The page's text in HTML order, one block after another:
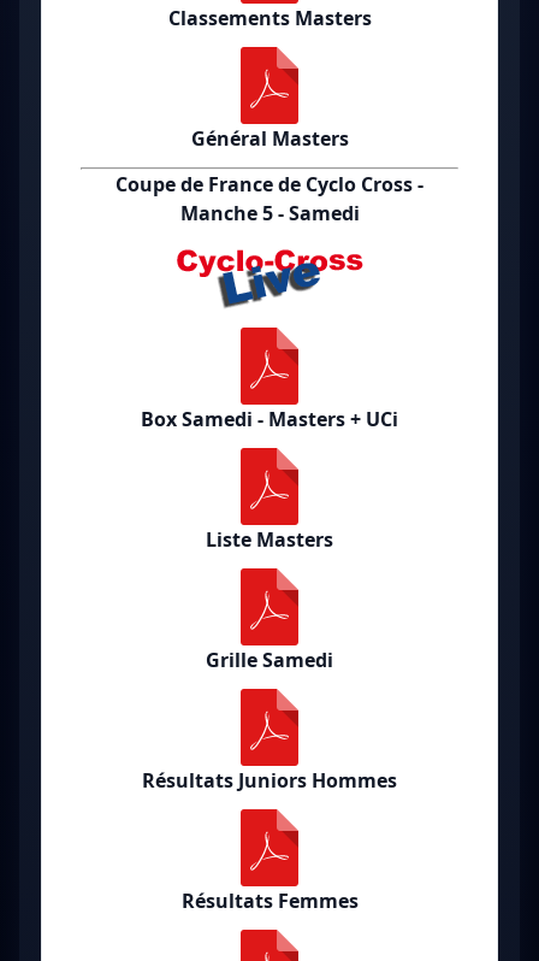
Classements Masters
Général Masters
Coupe de France de Cyclo Cross -
Manche 5 - Samedi
Box Samedi - Masters + UCi
Liste Masters
Grille Samedi
Résultats Juniors Hommes
Résultats Femmes